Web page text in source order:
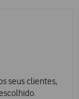
seus clientes,